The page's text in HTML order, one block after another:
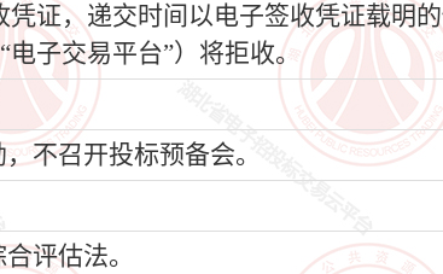
证，递交时间以电子签收凭证载明
子交易平台”）将拒收。
不召开投标预备会。
评估法。